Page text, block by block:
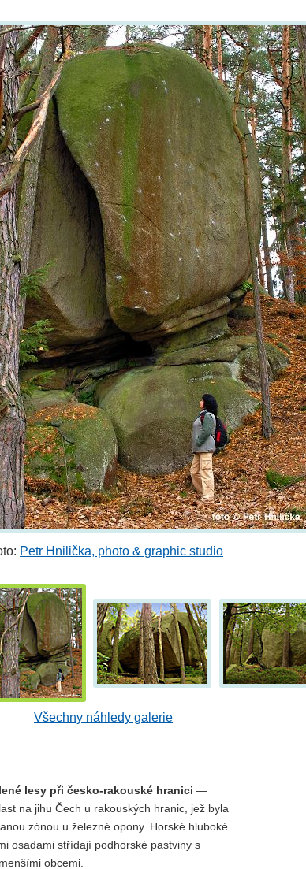
Petr Hnilička, photo & graphic studio
Všechny náhledy galerie
lesy při česko-rakouské hranici —
na jihu Čech u rakouských hranic, jež byla
zónou u železné opony. Horské hluboké
osadami střídají podhorské pastviny s
obcemi.